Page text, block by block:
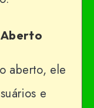
Aberto
aberto, ele
e